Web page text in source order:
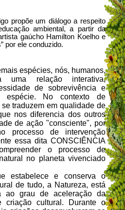
propõe um diálogo a respeito
ambiental, a partir da
gaúcho Hamilton Koelho e
por ele conduzido.
espécies, nós, humanos,
uma relação interativa,
de sobrevivência e
espécie. No contexto de
traduzem em qualidade de
nos diferencia dos outros
de ação "consciente", por
processo de intervenção
essa dita CONSCIÊNCIA
o processo de
no planeta vivenciado
estabelece e conserva o
de tudo, a Natureza, está
ao grau de aceleração da
criação cultural. Durante o